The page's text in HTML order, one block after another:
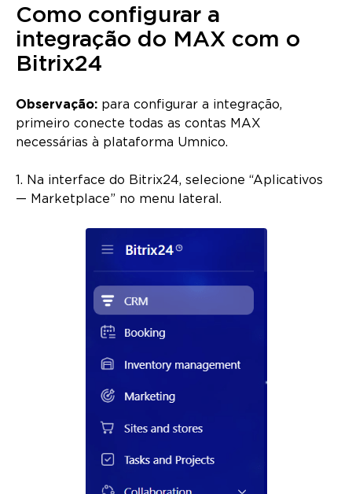
Como configurar a
integração do MAX com o
Bitrix24
Observação: para configurar a integração,
primeiro conecte todas as contas MAX
necessárias à plataforma Umnico.
1. Na interface do Bitrix24, selecione “Aplicativos
— Marketplace” no menu lateral.